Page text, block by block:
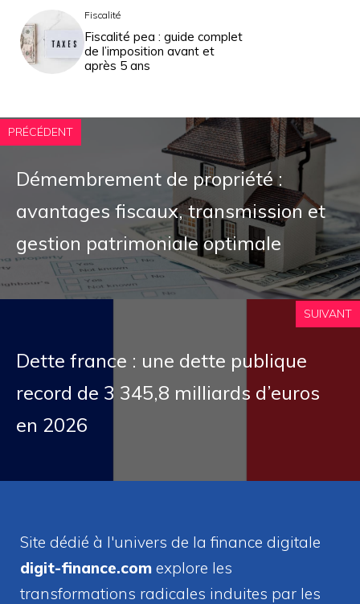
Fiscalité
Fiscalité pea : guide complet
de l’imposition avant et
après 5 ans
PRÉCÉDENT
Démembrement de propriété :
avantages fiscaux, transmission et
gestion patrimoniale optimale
SUIVANT
Dette france : une dette publique
record de 3 345,8 milliards d’euros
en 2026
Site dédié à l'univers de la finance digitale
digit-finance.com explore les
transformations radicales induites par les